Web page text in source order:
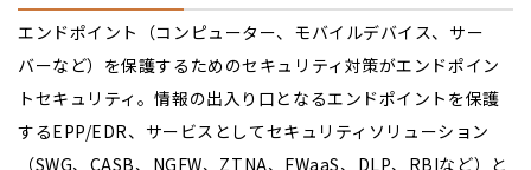
エンドポイント（コンピューター、モバイルデバイス、サー
バーなど）を保護するためのセキュリティ対策がエンドポイン
トセキュリティ。情報の出入り口となるエンドポイントを保護
するEPP/EDR、サービスとしてセキュリティソリューション
（SWG、CASB、NGFW、ZTNA、FWaaS、DLP、RBIなど）と